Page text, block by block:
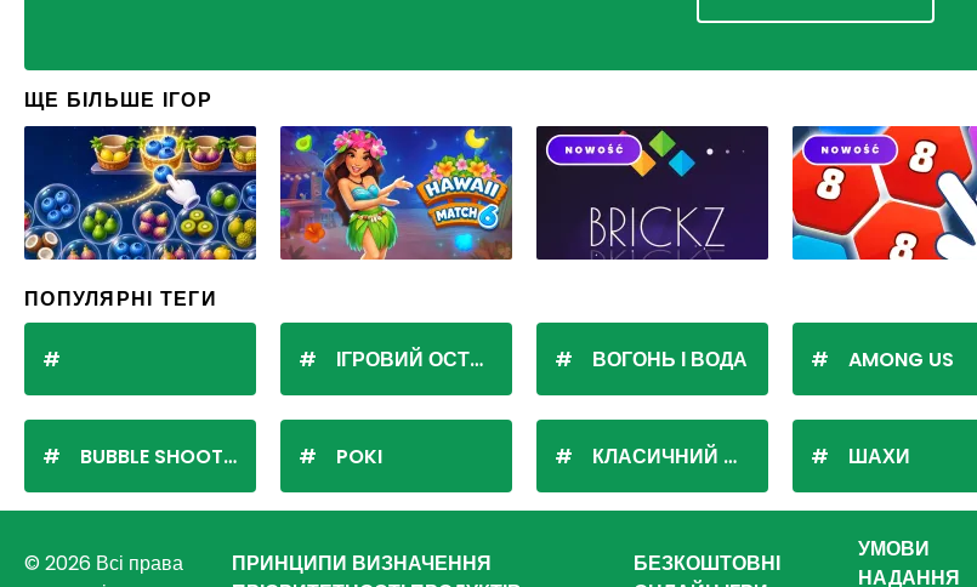
ЩЕ БІЛЬШЕ ІГОР
ПОПУЛЯРНІ ТЕГИ
BUBBLE SHOOTER
ІГРОВИЙ ОСТРІВ
POKI
ВОГОНЬ І ВОДА
КЛАСИЧНИЙ ПАСЬЯНС
AMONG US
ШАХИ
© 2026 Всі права
ПРИНЦИПИ ВИЗНАЧЕННЯ
БЕЗКОШТОВНІ
УМОВИ
НАДАННЯ